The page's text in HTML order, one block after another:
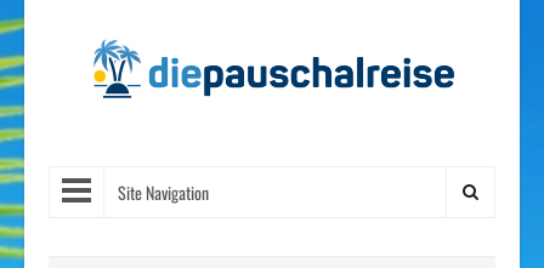
Site Navigation